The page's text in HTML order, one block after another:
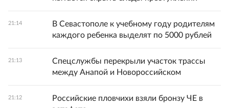
21:14
В Севастополе к учебному году родителям
каждого ребенка выделят по 5000 рублей
21:13
Спецслужбы перекрыли участок трассы
между Анапой и Новороссийском
21:12
Российские пловчихи взяли бронзу ЧЕ в